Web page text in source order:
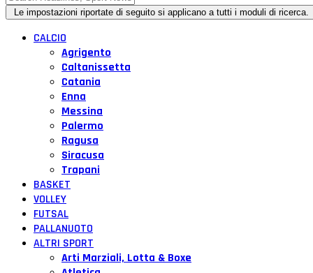
CALCIO
Agrigento
Caltanissetta
Catania
Enna
Messina
Palermo
Ragusa
Siracusa
Trapani
BASKET
VOLLEY
FUTSAL
PALLANUOTO
ALTRI SPORT
Arti Marziali, Lotta & Boxe